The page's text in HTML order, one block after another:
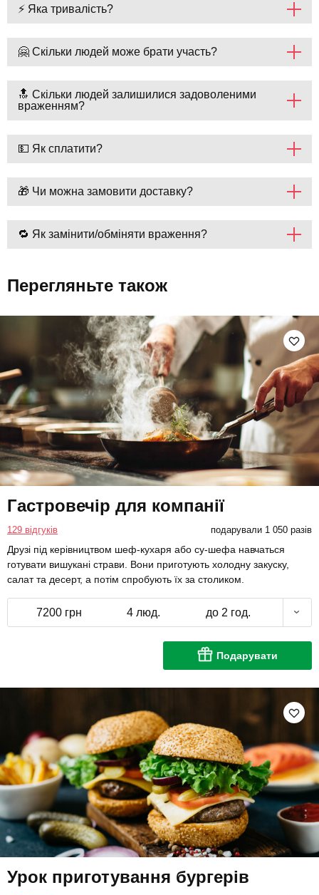
⚡ Яка тривалість?
🤗 Скільки людей може брати участь?
🔝 Скільки людей залишилися задоволеними
враженням?
💵 Як сплатити?
🎁 Чи можна замовити доставку?
🔁 Як замінити/обміняти враження?
Перегляньте також
Гастровечір для компанії
129 відгуків подарували 1 050 разів
Друзі під керівництвом шеф-кухаря або су-шефа навчаться
готувати вишукані страви. Вони приготують холодну закуску,
салат та десерт, а потім спробують їх за столиком.
7200 грн 4 люд. до 2 год.
Подарувати
Урок приготування бургерів